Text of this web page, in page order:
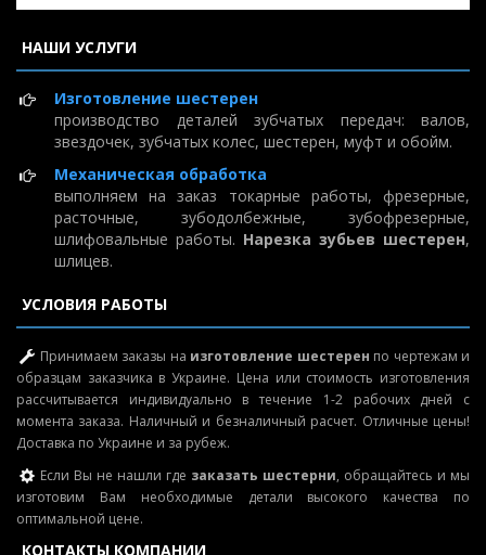
НАШИ УСЛУГИ
Изготовление шестерен
производство деталей зубчатых передач: валов,
звездочек, зубчатых колес, шестерен, муфт и обойм.
Механическая обработка
выполняем на заказ токарные работы, фрезерные,
расточные, зубодолбежные, зубофрезерные,
шлифовальные работы. Нарезка зубьев шестерен,
шлицев.
УСЛОВИЯ РАБОТЫ
Принимаем заказы на изготовление шестерен по чертежам и
образцам заказчика в Украине. Цена или стоимость изготовления
рассчитывается индивидуально в течение 1-2 рабочих дней с
момента заказа. Наличный и безналичный расчет. Отличные цены!
Доставка по Украине и за рубеж.
Если Вы не нашли где заказать шестерни, обращайтесь и мы
изготовим Вам необходимые детали высокого качества по
оптимальной цене.
КОНТАКТЫ КОМПАНИИ